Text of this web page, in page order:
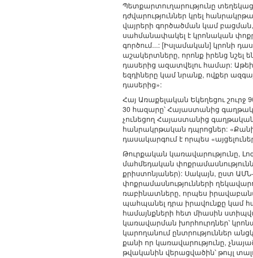
Պետքարտուղարությունը
դժվարություններ կրել
վայրերի գործածման կամ բացման,
սահմանափակել է կրոնական
գործում...: [Իսլամական] կրոնի
աշակերտները, որոնք իրենց նշել
դասերից ազատվելու համար:
եզդիները կամ նրանք, ովքեր
դասերից»:
Հայ Առաքելական Եկեղեցու
30 հազարը՝ Հայաստանից
չունեցող Հայաստանից
հանրակրթական դպրոցներ:
դասակարգում է որպես
Թուրքական կառավարությունը,
մահմեդական
քրիստոնյաներ): Սակայն, ըստ
փոքրամասնությունների
ռաբինատները, որպես
պահպանել դրա իրավունքը կամ
համայնքների հետ միասին
կառավարման խորհուրդներ՝
կարողանում ընտրություններ
քանի որ կառավարությունը,
թվականին վերացվածին՝ թույլ